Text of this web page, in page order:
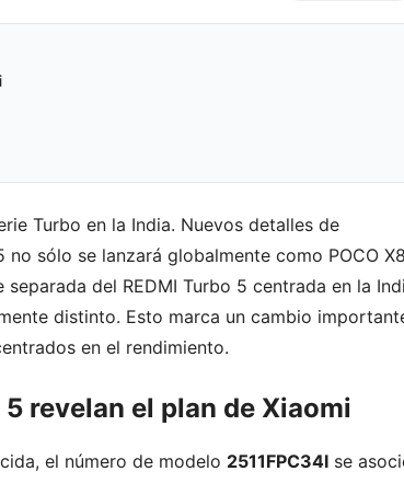
Turbo en la India. Nuevos detalles de
sólo se lanzará globalmente como POCO
del REDMI Turbo 5 centrada en la
distinto. Esto marca un cambio
en el rendimiento.
revelan el plan de Xiaomi
el número de modelo 2511FPC34I se